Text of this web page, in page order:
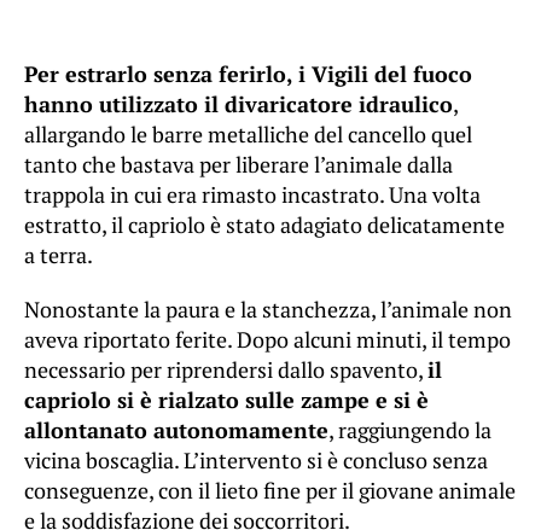
Per estrarlo senza ferirlo, i Vigili del fuoco
hanno utilizzato il divaricatore idraulico,
allargando le barre metalliche del cancello quel
tanto che bastava per liberare l’animale dalla
trappola in cui era rimasto incastrato. Una volta
estratto, il capriolo è stato adagiato delicatamente
a terra.
Nonostante la paura e la stanchezza, l’animale non
aveva riportato ferite. Dopo alcuni minuti, il tempo
necessario per riprendersi dallo spavento,il
capriolo si è rialzato sulle zampe e si è
allontanato autonomamente, raggiungendo la
vicina boscaglia. L’intervento si è concluso senza
conseguenze, con il lieto fine per il giovane animale
e la soddisfazione dei soccorritori.